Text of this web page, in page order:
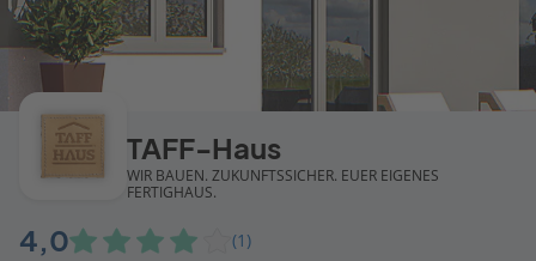
TAFF-Haus
WIR BAUEN. ZUKUNFTSSICHER. EUER EIGENES
FERTIGHAUS.
4,0 (1)